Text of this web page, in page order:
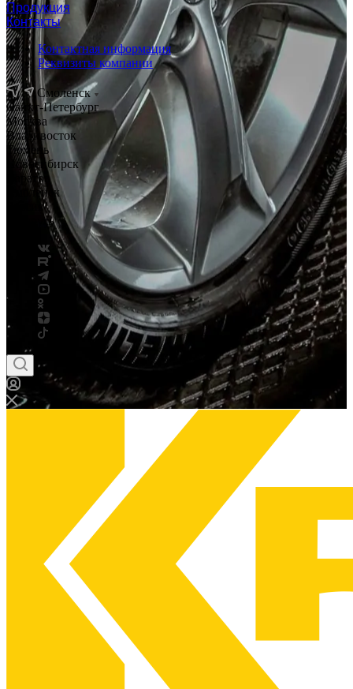
Продукция
Контакты
Контактная информация
Реквизиты компании
Смоленск
Санкт-Петербург
Москва
Владивосток
Тюмень
Новосибирск
Саратов
Смоленск
Россия
Беларусь